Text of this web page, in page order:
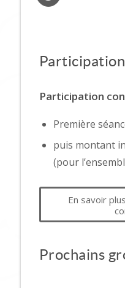
Participation
Participation
Première
puis montant
(pour
En savoir
Prochains